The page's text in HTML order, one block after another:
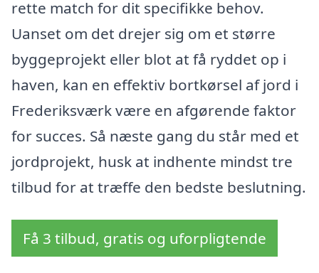
rette match for dit specifikke behov.
Uanset om det drejer sig om et større
byggeprojekt eller blot at få ryddet op i
haven, kan en effektiv bortkørsel af jord i
Frederiksværk være en afgørende faktor
for succes. Så næste gang du står med et
jordprojekt, husk at indhente mindst tre
tilbud for at træffe den bedste beslutning.
Få 3 tilbud, gratis og uforpligtende